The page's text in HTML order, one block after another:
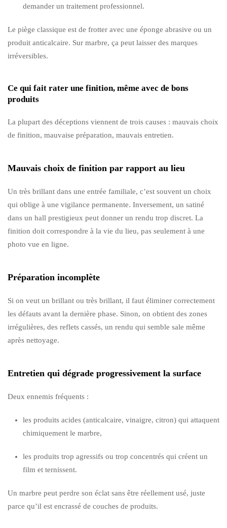
demander un traitement professionnel.
Le piège classique est de frotter avec une éponge abrasive ou un
produit anticalcaire. Sur marbre, ça peut laisser des marques
irréversibles.
Ce qui fait rater une finition, même avec de bons
produits
La plupart des déceptions viennent de trois causes : mauvais choix
de finition, mauvaise préparation, mauvais entretien.
Mauvais choix de finition par rapport au lieu
Un très brillant dans une entrée familiale, c’est souvent un choix
qui oblige à une vigilance permanente. Inversement, un satiné
dans un hall prestigieux peut donner un rendu trop discret. La
finition doit correspondre à la vie du lieu, pas seulement à une
photo vue en ligne.
Préparation incomplète
Si on veut un brillant ou très brillant, il faut éliminer correctement
les défauts avant la dernière phase. Sinon, on obtient des zones
irrégulières, des reflets cassés, un rendu qui semble sale même
après nettoyage.
Entretien qui dégrade progressivement la surface
Deux ennemis fréquents :
les produits acides (anticalcaire, vinaigre, citron) qui attaquent
chimiquement le marbre,
les produits trop agressifs ou trop concentrés qui créent un
film et ternissent.
Un marbre peut perdre son éclat sans être réellement usé, juste
parce qu’il est encrassé de couches de produits.